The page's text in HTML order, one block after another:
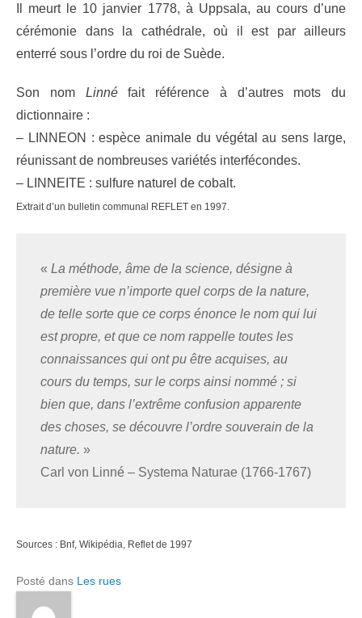
Il meurt le 10 janvier 1778, à Uppsala, au cours d’une
cérémonie dans la cathédrale, où il est par ailleurs
enterré sous l’ordre du roi de Suède.
Son nom Linnéfait référence à d’autres mots du
dictionnaire :
– LINNEON : espèce animale du végétal au sens large,
réunissant de nombreuses variétés interfécondes.
– LINNEITE : sulfure naturel de cobalt.
Extrait d’un bulletin communal REFLET en 1997.
« La méthode, âme de la science, désigne à
première vue n’importe quel corps de la nature,
de telle sorte que ce corps énonce le nom qui lui
est propre, et que ce nom rappelle toutes les
connaissances qui ont pu être acquises, au
cours du temps, sur le corps ainsi nommé ; si
bien que, dans l’extrême confusion apparente
des choses, se découvre l’ordre souverain de la
nature. »
Carl von Linné – Systema Naturae (1766-1767)
Sources : Bnf, Wikipédia, Reflet de 1997
Posté dans Les rues